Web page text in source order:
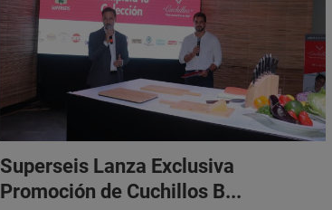
Superseis Lanza Exclusiva
Promoción de Cuchillos B...